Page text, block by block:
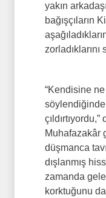
yakın
bağışçıların
zorladıklarını
“Kendisine
Muhafazakâr
düşmanca
dışlanmış
zamanda
korktuğunu